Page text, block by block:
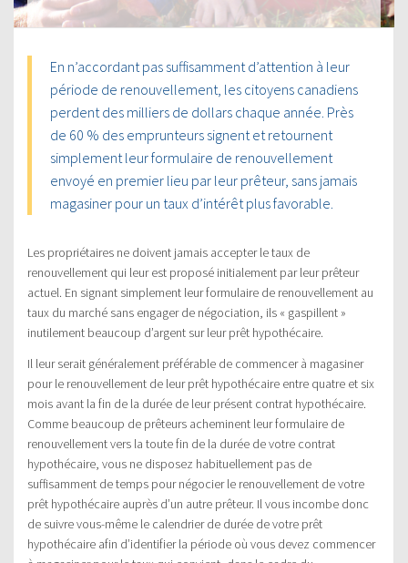
En n’accordant pas suffisamment d’attention à leur
période de renouvellement, les citoyens canadiens
perdent des milliers de dollars chaque année. Près
de 60 % des emprunteurs signent et retournent
simplement leur formulaire de renouvellement
envoyé en premier lieu par leur prêteur, sans jamais
magasiner pour un taux d’intérêt plus favorable.
Les propriétaires ne doivent jamais accepter le taux de
renouvellement qui leur est proposé initialement par leur prêteur
actuel. En signant simplement leur formulaire de renouvellement au
taux du marché sans engager de négociation, ils « gaspillent »
inutilement beaucoup d’argent sur leur prêt hypothécaire.
Il leur serait généralement préférable de commencer à magasiner
pour le renouvellement de leur prêt hypothécaire entre quatre et six
mois avant la fin de la durée de leur présent contrat hypothécaire.
Comme beaucoup de prêteurs acheminent leur formulaire de
renouvellement vers la toute fin de la durée de votre contrat
hypothécaire, vous ne disposez habituellement pas de
suffisamment de temps pour négocier le renouvellement de votre
prêt hypothécaire auprès d’un autre prêteur. Il vous incombe donc
de suivre vous-même le calendrier de durée de votre prêt
hypothécaire afin d’identifier la période où vous devez commencer